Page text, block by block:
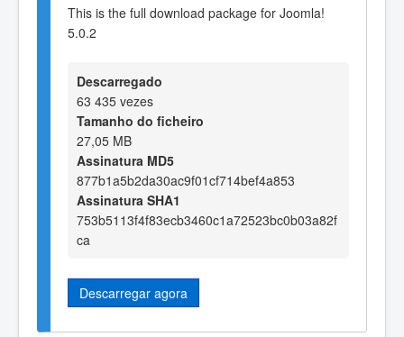
This is the full download package for Joomla!
5.0.2
Descarregado
63 435 vezes
Tamanho do ficheiro
27,05 MB
Assinatura MD5
877b1a5b2da30ac9f01cf714bef4a853
Assinatura SHA1
753b5113f4f83ecb3460c1a72523bc0b03a82f
ca
Descarregar agora